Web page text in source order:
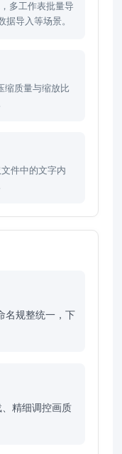
多工作表批量导
导入等场景。
缩质量与缩放比
件中的文字内
名规整统一，下
精细调控画质